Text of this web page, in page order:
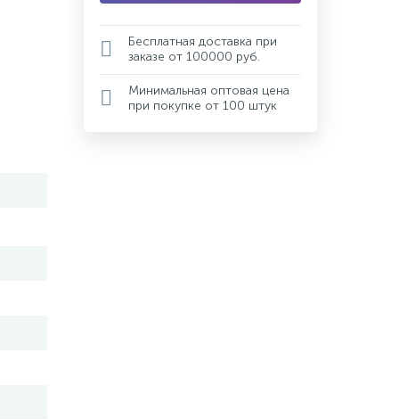
Бесплатная доставка при
заказе от 100000 руб.
Минимальная оптовая цена
при покупке от 100 штук